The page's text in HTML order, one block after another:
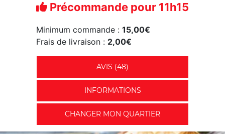
Précommande pour 11h15
Minimum commande : 15,00€
Frais de livraison : 2,00€
AVIS (48)
INFORMATIONS
CHANGER MON QUARTIER